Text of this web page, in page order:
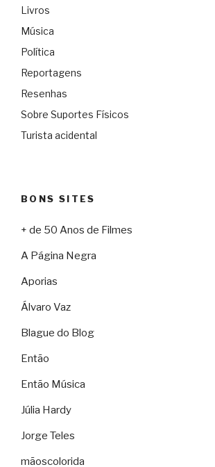
Livros
Música
Política
Reportagens
Resenhas
Sobre Suportes Físicos
Turista acidental
BONS SITES
+ de 50 Anos de Filmes
A Página Negra
Aporias
Álvaro Vaz
Blague do Blog
Então
Então Música
Júlia Hardy
Jorge Teles
mãoscolorida